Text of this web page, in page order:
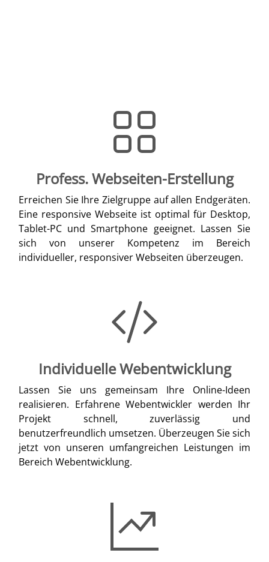
Profess. Webseiten-Erstellung
Erreichen Sie Ihre Zielgruppe auf allen Endgeräten.
Eine responsive Webseite ist optimal für Desktop,
Tablet-PC und Smartphone geeignet. Lassen Sie
sich von unserer Kompetenz im Bereich
individueller, responsiver Webseiten überzeugen.
Individuelle Webentwicklung
Lassen Sie uns gemeinsam Ihre Online-Ideen
realisieren. Erfahrene Webentwickler werden Ihr
Projekt schnell, zuverlässig und
benutzerfreundlich umsetzen. Überzeugen Sie sich
jetzt von unseren umfangreichen Leistungen im
Bereich Webentwicklung.